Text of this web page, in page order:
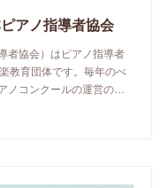
アノ指導者協会
者協会）はピアノ指導者
教育団体です。毎年のべ
ノコンクールの運営の…